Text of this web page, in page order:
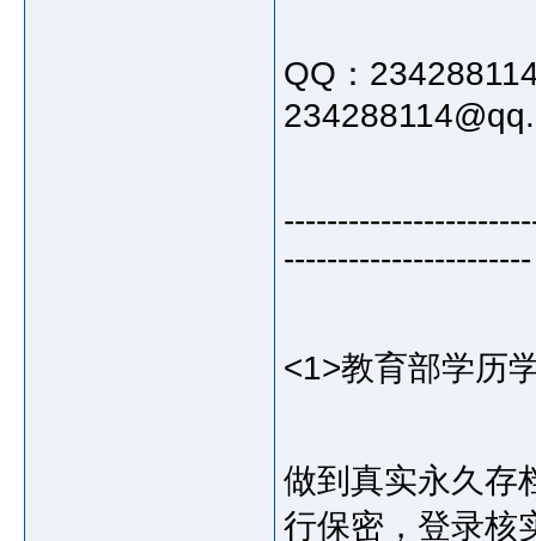
QQ：
-----------------------
<1>教育部学历
做到真实永久存
行保密，登录核